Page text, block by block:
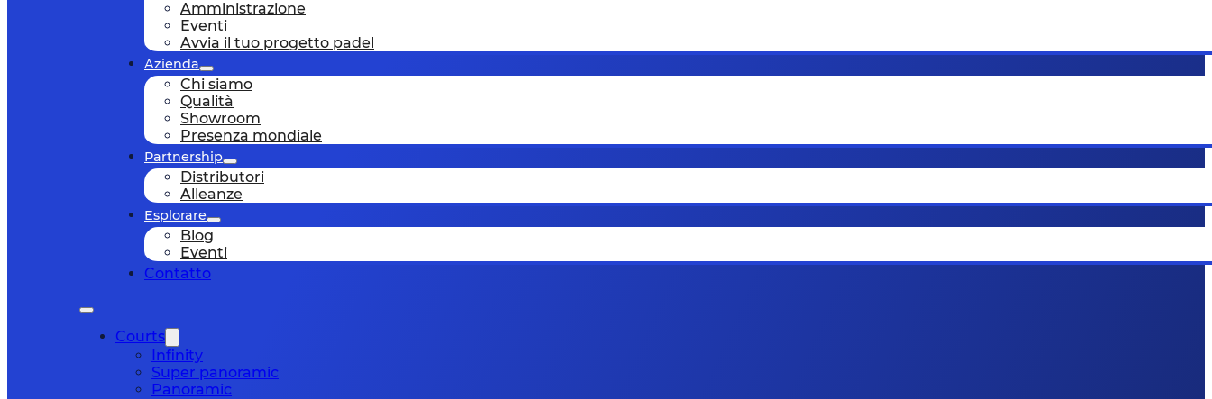
Amministrazione
Eventi
Avvia il tuo progetto padel
Azienda
Chi siamo
Qualità
Showroom
Presenza mondiale
Partnership
Distributori
Alleanze
Esplorare
Blog
Eventi
Contatto
Courts
Infinity
Super panoramic
Panoramic